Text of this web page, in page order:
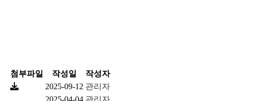
첨부파일 작성일
작성자
2025-09-12 관리자